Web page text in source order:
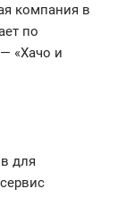
компания в
по
«Хачо и
для